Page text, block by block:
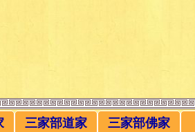
三家部道家 三家部佛家